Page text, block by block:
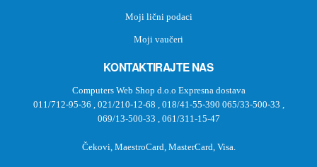
Moji lični podaci
Moji vaučeri
KONTAKTIRAJTE NAS
Computers Web Shop d.o.o Expresna dostava
011/712-95-36
021/210-12-68 018/41-55-390 065/33-500-33
069/13-500-33
061/311-15-47
Čekovi, MaestroCard, MasterCard, Visa.